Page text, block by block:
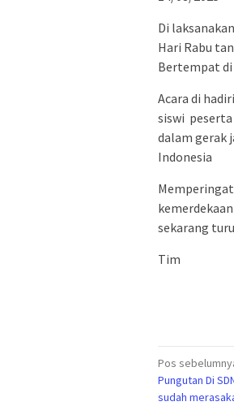
Di
Hari Rabu
Bertempat
Acara di
siswi
dalam gerak
Indonesia
sekarang
Tim
pos
Pos
Pungutan Di
sudah